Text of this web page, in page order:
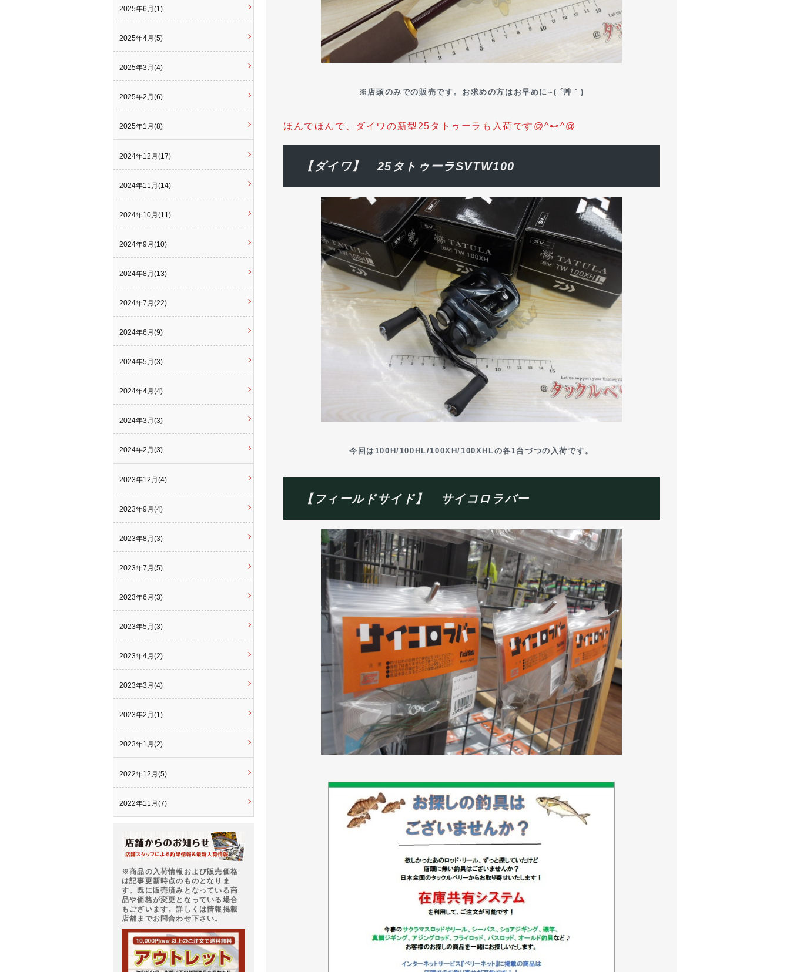
※店頭のみでの販売です。お求めの方はお早めに~( ´艸｀)
ほんでほんで、ダイワの新型25タトゥーラも入荷です@^⊷^@
【ダイワ】 25タトゥーラSVTW100
今回は100H/100HL/100XH/100XHLの各1台づつの入荷です。
【フィールドサイド】 サイコロラバー
2025年6月(1)
2025年4月(5)
2025年3月(4)
2025年2月(6)
2025年1月(8)
2024年12月(17)
2024年11月(14)
2024年10月(11)
2024年9月(10)
2024年8月(13)
2024年7月(22)
2024年6月(9)
2024年5月(3)
2024年4月(4)
2024年3月(3)
2024年2月(3)
2023年12月(4)
2023年9月(4)
2023年8月(3)
2023年7月(5)
2023年6月(3)
2023年5月(3)
2023年4月(2)
2023年3月(4)
2023年2月(1)
2023年1月(2)
2022年12月(5)
2022年11月(7)
※商品の入荷情報および販売価格
は記事更新時点のものとなりま
す。既に販売済みとなっている商
品や価格が変更となっている場合
もございます。詳しくは情報掲載
店舗までお問合わせ下さい。